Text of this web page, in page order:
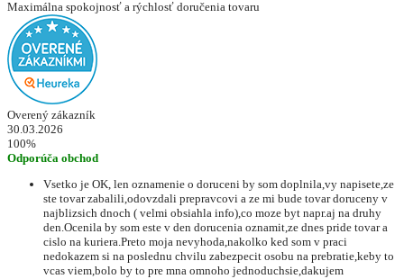
Maximálna spokojnosť a rýchlosť doručenia tovaru
Overený zákazník
30.03.2026
100%
Odporúča obchod
Vsetko je OK, len oznamenie o doruceni by som doplnila,vy napisete,ze
ste tovar zabalili,odovzdali prepravcovi a ze mi bude tovar doruceny v
najblizsich dnoch ( velmi obsiahla info),co moze byt napr.aj na druhy
den.Ocenila by som este v den dorucenia oznamit,ze dnes pride tovar a
cislo na kuriera.Preto moja nevyhoda,nakolko ked som v praci
nedokazem si na poslednu chvilu zabezpecit osobu na prebratie,keby to
vcas viem,bolo by to pre mna omnoho jednoduchsie,dakujem